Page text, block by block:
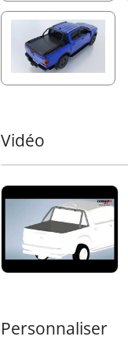
incomparables dans
Compatibilité avec
une plaque
supporter un
visibilité améliorée lors
cas de retournement,
tout en étant élégante.
tout-terrain avec cette
reconnue pour ses
robustes.
Revêtement en
Notre revêtement Noir
#P-0780). Appliqué
utilisant des méthodes
Vidéo
Personnaliser